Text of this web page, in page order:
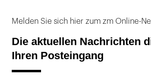
Melden Sie sich hier zum zm Online-
Die aktuellen Nachrichten
Ihren Posteingang